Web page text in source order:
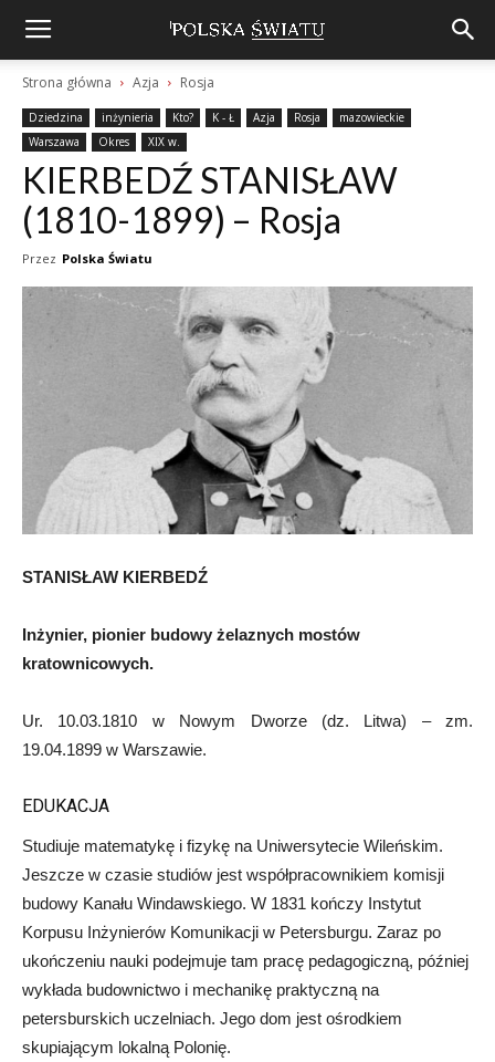
Strona główna Azja Rosja
Dziedzina inżynieria Kto? K - Ł Azja Rosja
mazowieckie
Warszawa
Okres XIX w.
KIERBEDŹ STANISŁAW
(1810-1899) – Rosja
Przez Polska Światu
STANISŁAW KIERBEDŹ
Inżynier, pionier budowy żelaznych mostów
kratownicowych.
Ur. 10.03.1810 w Nowym Dworze (dz. Litwa) – zm.
19.04.1899 w Warszawie.
EDUKACJA
Studiuje matematykę i fizykę na Uniwersytecie Wileńskim.
Jeszcze w czasie studiów jest współpracownikiem komisji
budowy Kanału Windawskiego. W 1831 kończy Instytut
Korpusu Inżynierów Komunikacji w Petersburgu. Zaraz po
ukończeniu nauki podejmuje tam pracę pedagogiczną, później
wykłada budownictwo i mechanikę praktyczną na
petersburskich uczelniach. Jego dom jest ośrodkiem
skupiającym lokalną Polonię.